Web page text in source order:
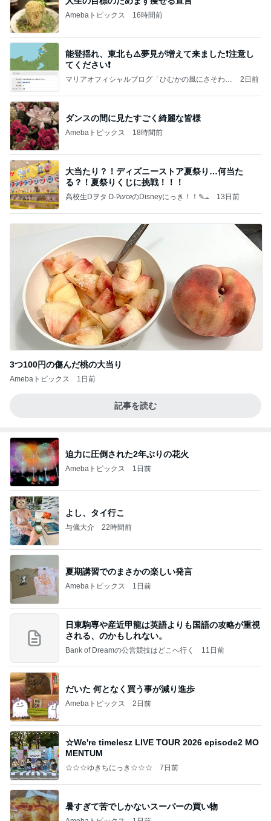
Amebaトピックス 16時間前
能登揺れ、東北も⚠️夢見が増えて来ました❗️注意し
てください❗️
マリアオフィシャルブログ「ひむかの風にさそわれ
2日前
ダンスの間に見たすごく綺麗な皆様
Amebaトピックス 18時間前
大当たり？！ディズニーストア夏祭り…何当た
る？！夏祭りくじに挑戦！！！
高校生Dヲタ Ꭰ-ᎮꭵꭹꭴのDisneyにっき！！✎ܚ 13日前
3つ100円の傷んだ桃の大当り
Amebaトピックス 1日前
記事を読む
迫力に圧倒された2年ぶりの花火
Amebaトピックス 1日前
よし、タイ行こ
与儀大介 22時間前
夏期講習でのまさかの楽しい発言
Amebaトピックス 1日前
日東駒専や産近甲龍は英語よりも国語の攻略が重視
される、のかもしれない。
Bank of Dreamの公営競技はどこへ行く 11日前
だいた 何となく買う事が減り進歩
Amebaトピックス 2日前
☆We're timelesz LIVE TOUR 2026 episode2 MO
MENTUM
☆☆☆ゆきちにっき☆☆☆ 7日前
暑すぎて苦でしかないスーパーの買い物